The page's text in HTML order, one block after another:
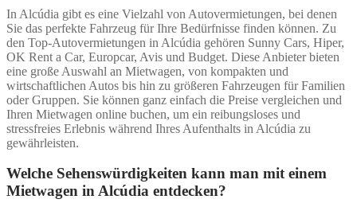
In Alcúdia gibt es eine Vielzahl von Autovermietungen, bei denen
Sie das perfekte Fahrzeug für Ihre Bedürfnisse finden können. Zu
den Top-Autovermietungen in Alcúdia gehören Sunny Cars, Hiper,
OK Rent a Car, Europcar, Avis und Budget. Diese Anbieter bieten
eine große Auswahl an Mietwagen, von kompakten und
wirtschaftlichen Autos bis hin zu größeren Fahrzeugen für Familien
oder Gruppen. Sie können ganz einfach die Preise vergleichen und
Ihren Mietwagen online buchen, um ein reibungsloses und
stressfreies Erlebnis während Ihres Aufenthalts in Alcúdia zu
gewährleisten.
Welche Sehenswürdigkeiten kann man mit einem
Mietwagen in Alcúdia entdecken?